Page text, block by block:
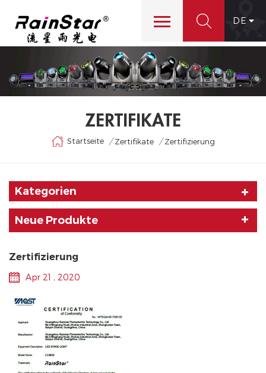
DE
ZERTIFIKATE
Startseite / Zertifikate / Zertifizierung
Kategorien
Neue Produkte
Zertifizierung
Apr 21 , 2020